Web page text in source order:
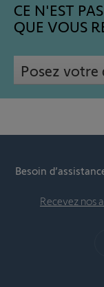
CE N'EST
QUE VOUS
Posez votre
Besoin
Recevez nos